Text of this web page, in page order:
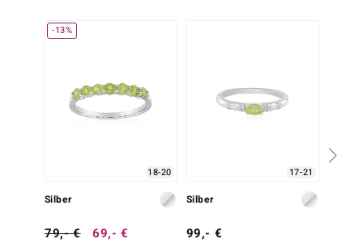
-13%
18-20
Silber
79,- € 69,- €
17-21
Silber
99,- €